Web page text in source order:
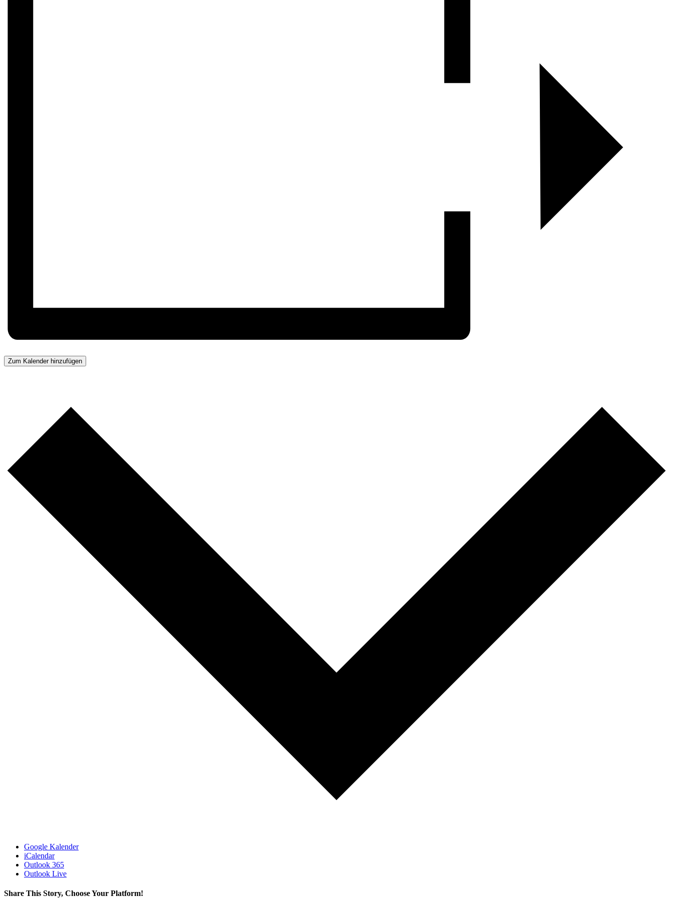
Zum Kalender hinzufügen
Google Kalender
iCalendar
Outlook 365
Outlook Live
Share This Story, Choose Your Platform!